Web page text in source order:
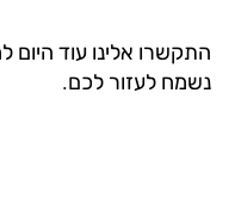
אלינו עוד היום
לעזור לכם.